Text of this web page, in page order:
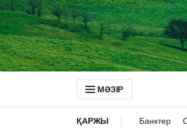
МӘЗІР
ҚАРЖЫ Банктер